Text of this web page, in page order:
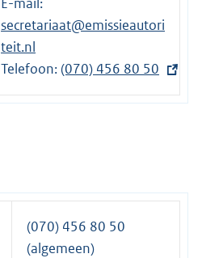
r
e
l
secretariaat@emissieautori
teit.nl
Telefoon:E
x
e
l
i
(070) 456 80 50
(070) 456 80 50
(algemeen)